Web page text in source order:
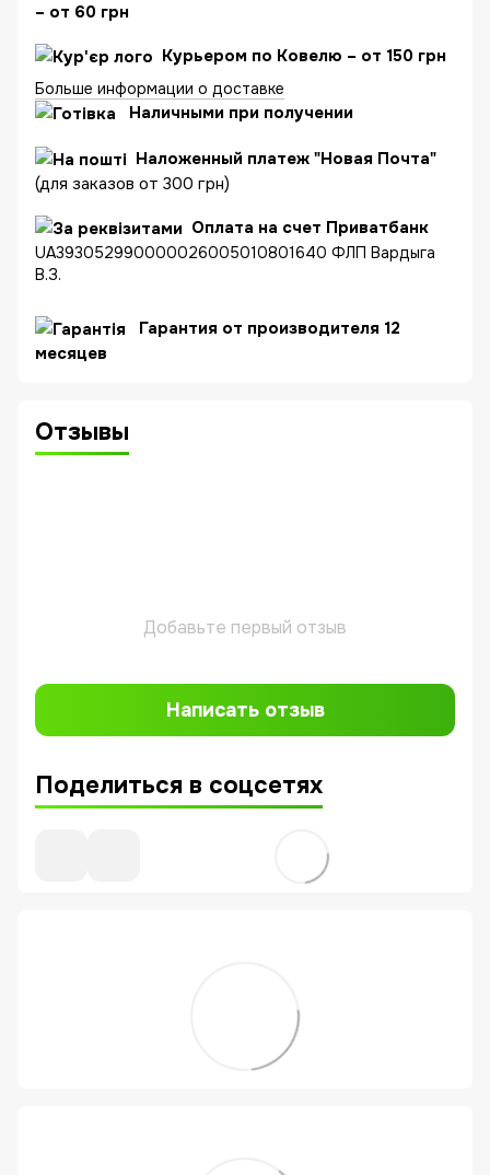
– от 60 грн
Курьером по Ковелю – от 150 грн
Больше информации о доставке
Наличными при получении
Наложенный платеж "Новая Почта"
(для заказов от 300 грн)
Оплата на счет Приватбанк
UA393052990000026005010801640 ФЛП Вардыга
В.З.
Гарантия от производителя 12
месяцев
Отзывы
Добавьте первый отзыв
Написать отзыв
Поделиться в соцсетях